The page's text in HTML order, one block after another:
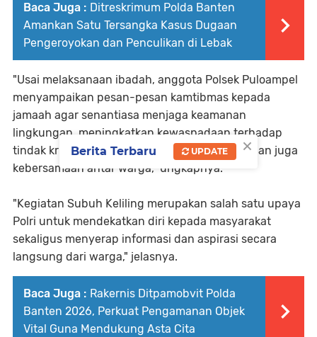
Baca Juga : Ditreskrimum Polda Banten
Amankan Satu Tersangka Kasus Dugaan
Pengeroyokan dan Penculikan di Lebak
"Usai melaksanaan ibadah, anggota Polsek Puloampel
menyampaikan pesan-pesan kamtibmas kepada
jamaah agar senantiasa menjaga keamanan
lingkungan, meningkatkan kewaspadaan terhadap
tindak kriminalitas, serta memperkuat kerukunan juga
kebersamaan antar warga," ungkapnya.
"Kegiatan Subuh Keliling merupakan salah satu upaya
Polri untuk mendekatkan diri kepada masyarakat
sekaligus menyerap informasi dan aspirasi secara
langsung dari warga," jelasnya.
Baca Juga : Rakernis Ditpamobvit Polda
Banten 2026, Perkuat Pengamanan Objek
Vital Guna Mendukung Asta Cita
×
Berita Terbaru UPDATE